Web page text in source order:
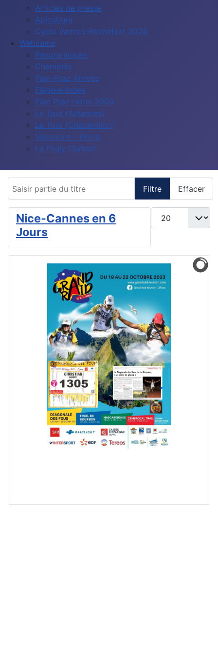
Articles de presse
Apiculture
Cyclo Vannes-Rochefort 2024
Webcams
Panoramiques
Chamonix
Plan-Praz Arrivée
Flégère-Index
Plan Praz Hotel 2000
Le Tour (Autannes)
Le Tour (Charamillon)
Vallorcine - Floria
La Fouly (Suisse)
Filtre Effacer
Afficher #
Nice-Cannes en 6
Jours